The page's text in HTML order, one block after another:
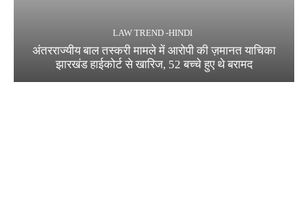
LAW TREND -HINDI
अंतरराज्यीय बाल तस्करी मामले में आरोपी की ज़मानत याचिका
झारखंड हाईकोर्ट से खारिज, 52 बच्चे हुए थे बरामद